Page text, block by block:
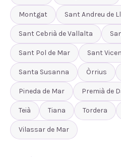
Montgat Sant Andreu de
Sant Cebrià de Vallalta
Sant Pol de Mar Sant
Santa Susanna Òrrius
Pineda de Mar Premià de
Teià Tiana Tordera
Vilassar de Mar